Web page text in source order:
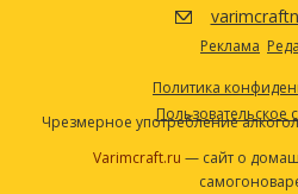
Реклама
Политика
Пользовательское
Чрезмерное употребление
Varimcraft.ru — сайт о